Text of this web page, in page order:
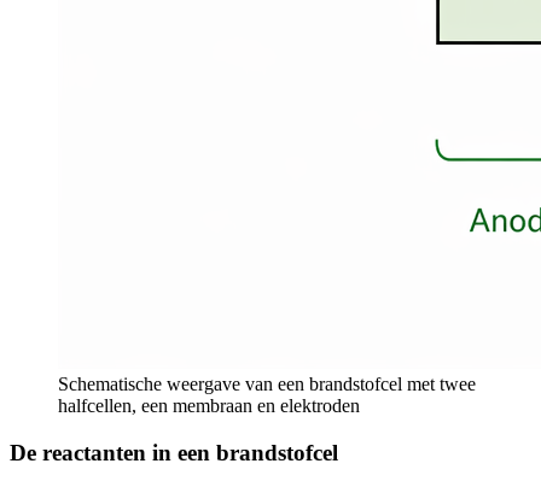
Schematische weergave van een brandstofcel met twee
halfcellen, een membraan en elektroden
De reactanten in een brandstofcel